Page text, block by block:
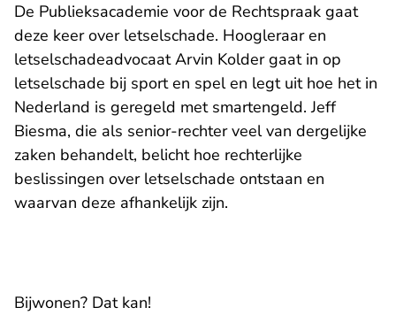
De Publieksacademie voor de Rechtspraak gaat
deze keer over letselschade. Hoogleraar en
letselschadeadvocaat Arvin Kolder gaat in op
letselschade bij sport en spel en legt uit hoe het in
Nederland is geregeld met smartengeld. Jeff
Biesma, die als senior-rechter veel van dergelijke
zaken behandelt, belicht hoe rechterlijke
beslissingen over letselschade ontstaan en
waarvan deze afhankelijk zijn.
Bijwonen? Dat kan!